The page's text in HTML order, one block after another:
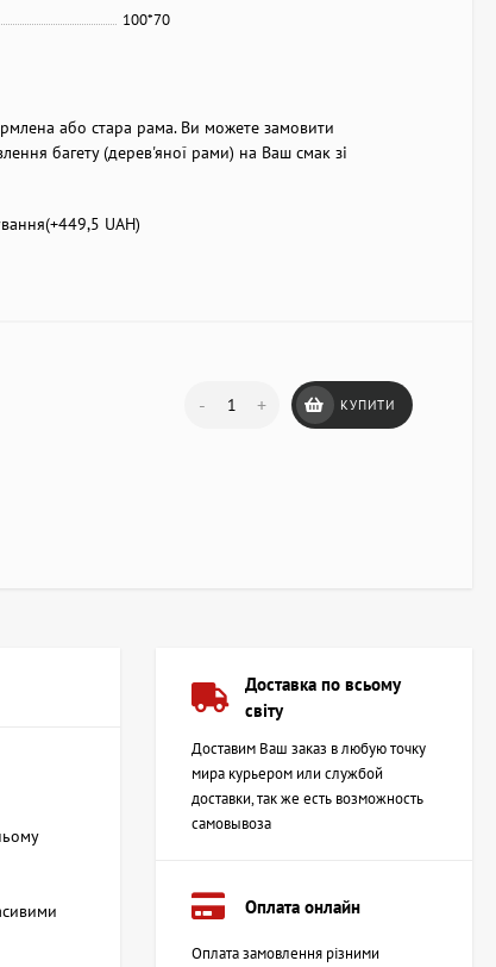
100*70
або стара рама. Ви можете замовити
багету (дерев'яної рами) на Ваш смак зі
449,5 UAH)
- + КУПИТИ
Доставка по всьому
світу
Доставим Ваш заказ в любую точку
мира курьером или службой
доставки, так же есть возможность
самовывоза
Оплата онлайн
Оплата замовлення різними